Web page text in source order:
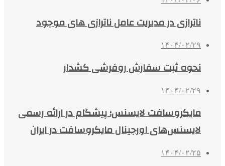
ناترازی در مدیریت عامل ناترازی های موجود
۱۴۰۴/۰۲/۲۹
نحوه ثبت سفارش روفرشی کشدار
۱۴۰۴/۰۲/۲۹
مایکروسافت لایسنس؛ پیشگام در ارائه رسمی
لایسنس‌های اورجینال مایکروسافت در ایران
۱۴۰۴/۰۲/۲۵